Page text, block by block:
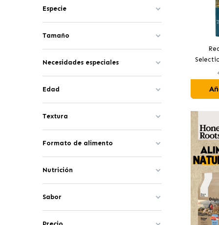
Especie
Tamaño
Necesidades especiales
Edad
Textura
Formato de alimento
Nutrición
Sabor